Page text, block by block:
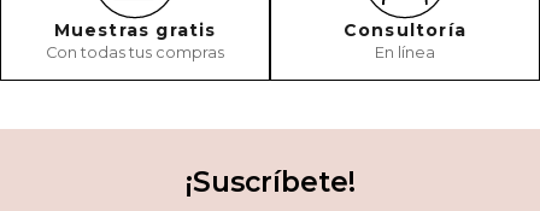
Muestras gratis
Con todas tus compras
Consultoría
En línea
¡Suscríbete!